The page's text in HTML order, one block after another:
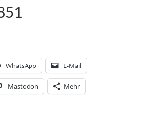
WhatsApp E-Mail
Mastodon Mehr